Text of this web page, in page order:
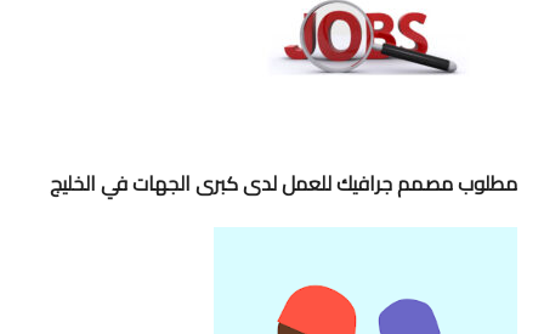
مطلوب مصمم جرافيك للعمل لدى كبرى الجهات في الخليج